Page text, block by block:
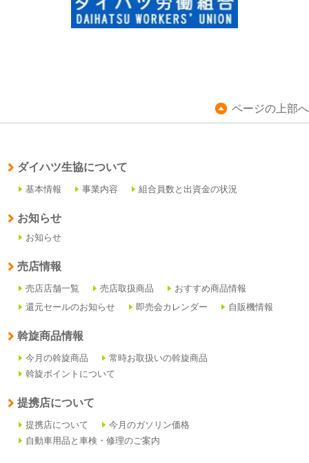
ページの上部へ
ダイハツ生協について
基本情報 事業内容 組合員数と出資金の状況
お知らせ
お知らせ
売店情報
売店店舗一覧 売店取扱商品
おすすめ商品情報
還元セールのお知らせ
即売会カレンダー 自販機情報
斡旋商品情報
今月の斡旋商品
常時お取扱いの斡旋商品
斡旋ポイントについて
提携店について
提携店について
今月のガソリン価格
自動車用品と車検・修理のご案内